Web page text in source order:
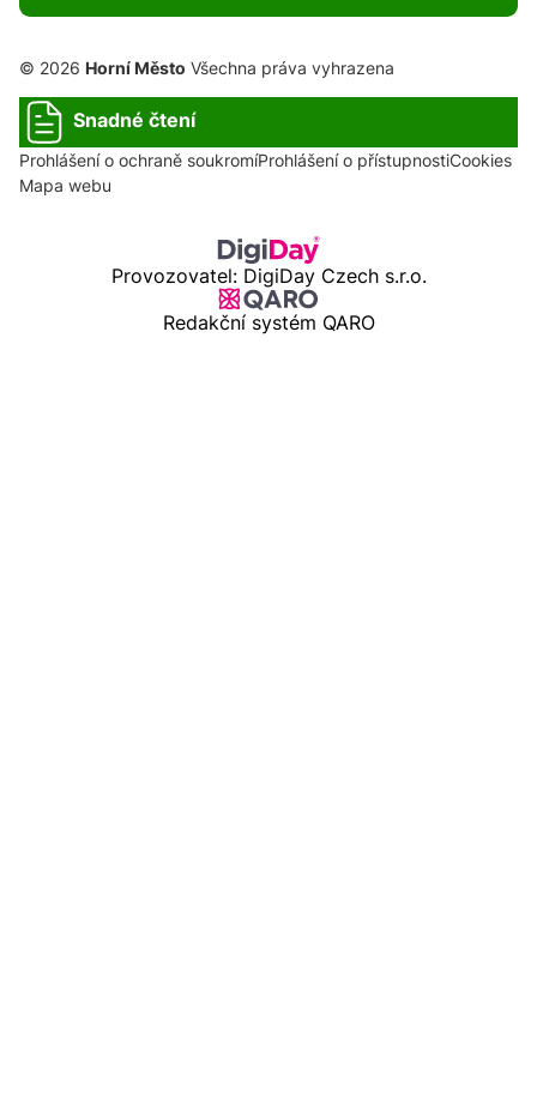
© 2026 Horní Město Všechna práva vyhrazena
Snadné čtení
Prohlášení o ochraně soukromíProhlášení o přístupnostiCookies
Mapa webu
Provozovatel: DigiDay Czech s.r.o.
Redakční systém QARO